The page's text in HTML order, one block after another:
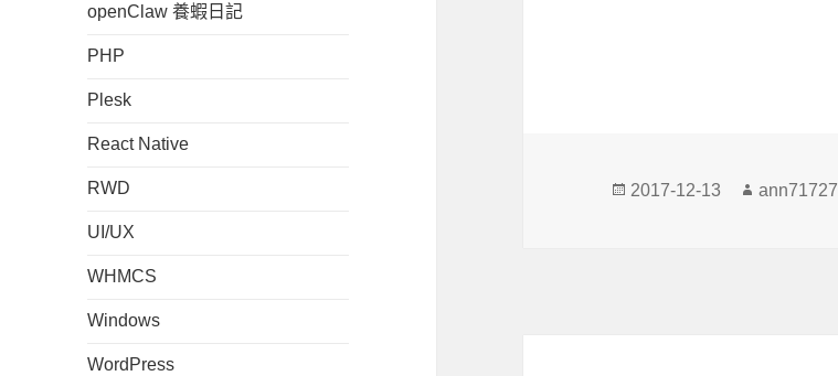
openClaw 養蝦日記
PHP
Plesk
React Native
RWD
UI/UX
WHMCS
Windows
WordPress
發
2017-12-13
作
ann71727